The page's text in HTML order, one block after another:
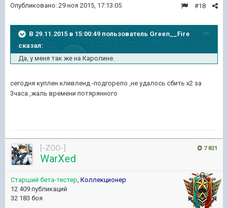
#18
Опубликовано: 29 ноя 2015, 17:13:05
В 29.11.2015 в 15:00:49 пользователь Green__Fire
сказал:
Да, у меня так же на Каролине.
сегодня куплен кливленд -подгорело ,не удалось сбить х2 за
3часа ,жаль времени потярянного
7 821
[-ZOO-]
WarXed
Старший бета-тестер, Коллекционер
12 409 публикаций
32 183 боя